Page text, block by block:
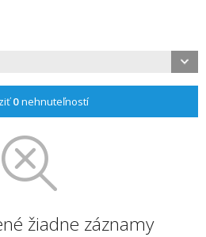
0nehnuteľností
žiadne záznamy